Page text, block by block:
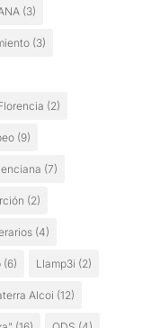
(3)
(3)
(2)
(9)
(7)
(2)
(4)
(6) Llamp3i (2)
Alcoi (12)